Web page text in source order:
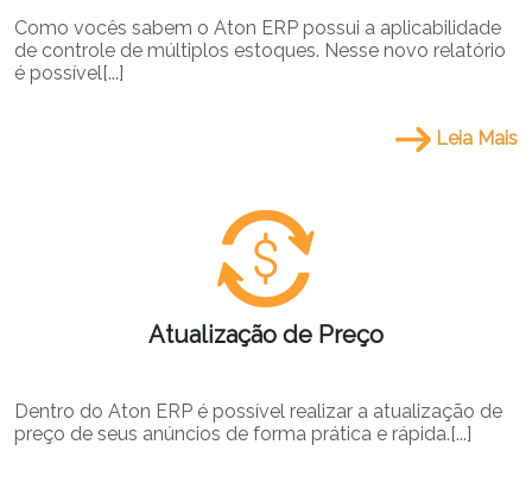
Como vocês sabem o Aton ERP possui a aplicabilidade
de controle de múltiplos estoques. Nesse novo relatório
é possível[...]
Leia Mais
Atualização de Preço
Dentro do Aton ERP é possível realizar a atualização de
preço de seus anúncios de forma prática e rápida.[...]